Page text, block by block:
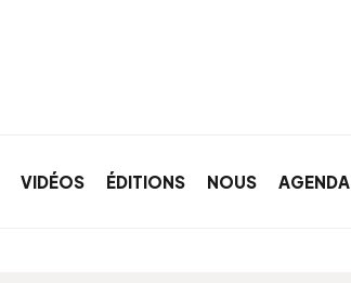
VIDÉOS ÉDITIONS NOUS AGENDA